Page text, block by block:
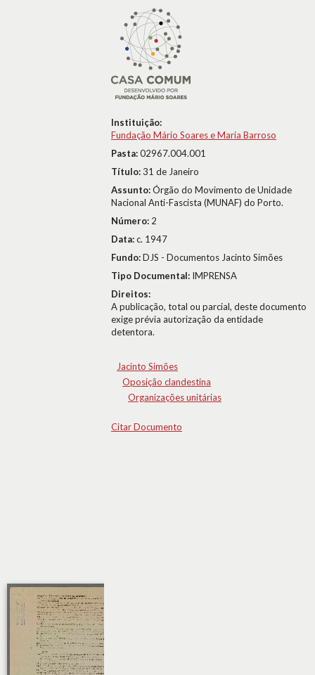
Instituição:
Fundação Mário Soares e Maria Barroso
Pasta:02967.004.001
Título:31 de Janeiro
Assunto:Órgão do Movimento de Unidade
Nacional Anti-Fascista (MUNAF) do Porto.
Número: 2
Data:c. 1947
Fundo:DJS - Documentos Jacinto Simões
Tipo Documental: IMPRENSA
Direitos:
A publicação, total ou parcial, deste documento
exige prévia autorização da entidade
detentora.
Jacinto Simões
Oposição clandestina
Organizações unitárias
Citar Documento